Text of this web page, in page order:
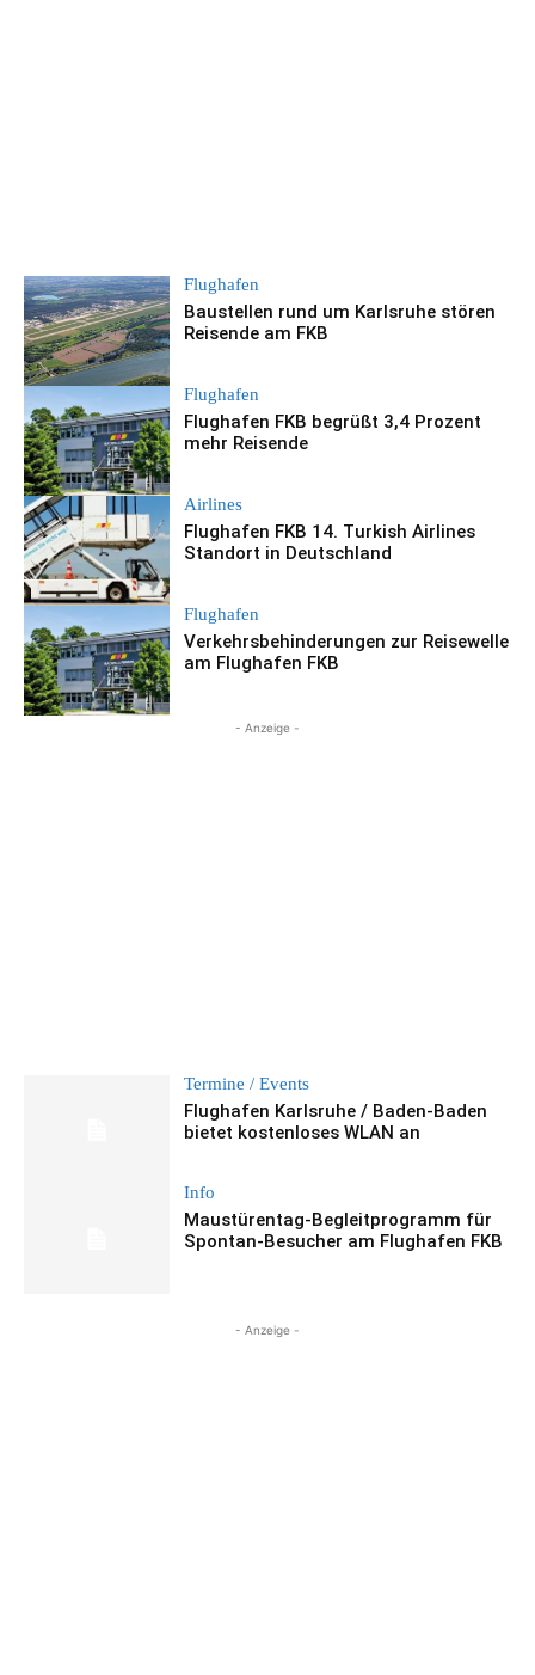
Flughafen
Baustellen rund um Karlsruhe stören
Reisende am FKB
Flughafen
Flughafen FKB begrüßt 3,4 Prozent
mehr Reisende
Airlines
Flughafen FKB 14. Turkish Airlines
Standort in Deutschland
Flughafen
Verkehrsbehinderungen zur Reisewelle
am Flughafen FKB
- Anzeige -
Termine / Events
Flughafen Karlsruhe / Baden-Baden
bietet kostenloses WLAN an
Info
Maustürentag-Begleitprogramm für
Spontan-Besucher am Flughafen FKB
- Anzeige -